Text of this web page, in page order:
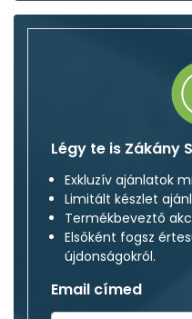
Légy te is Zákány
Exkluzív ajánlatok
Limitált készlet
Termékbeveztő
Elsőként fogsz
újdonságokról.
Email címed